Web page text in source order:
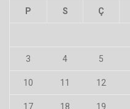
P S Ç
3 4 5
10 11 12
17 18 19